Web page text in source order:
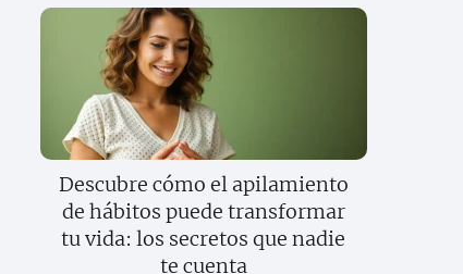
Descubre cómo el apilamiento
de hábitos puede transformar
tu vida: los secretos que nadie
te cuenta